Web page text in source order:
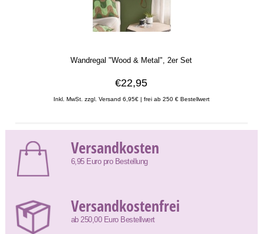
Wandregal "Wood & Metal", 2er Set
€22,95
Inkl. MwSt. zzgl. Versand 6,95€ | frei ab 250 € Bestellwert
Versandkosten
6,95 Euro pro Bestellung
Versandkostenfrei
ab 250,00 Euro Bestellwert